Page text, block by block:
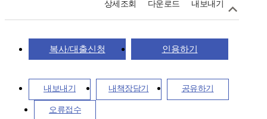
상세조회 다운로드 내보내기
복사/대출신청 인용하기
내보내기 내책장담기 공유하기
오류접수